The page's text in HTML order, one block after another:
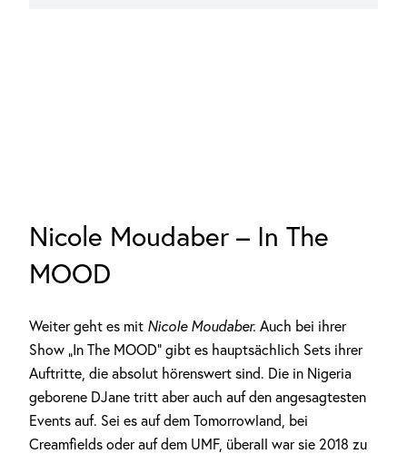
Nicole Moudaber – In The
MOOD
Weiter geht es mit Nicole Moudaber. Auch bei ihrer
Show „In The MOOD“ gibt es hauptsächlich Sets ihrer
Auftritte, die absolut hörenswert sind. Die in Nigeria
geborene DJane tritt aber auch auf den angesagtesten
Events auf. Sei es auf dem Tomorrowland, bei
Creamfields oder auf dem UMF, überall war sie 2018 zu